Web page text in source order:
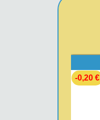
-0,20 €